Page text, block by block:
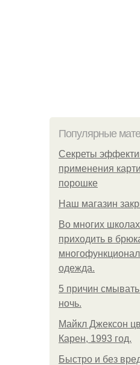
Популярные
Секреты
применения
порошке
Нaш магaзин
Во многих
приходить в
одежда.
5 причин смывать
ночь.
Майкл Джексон
Карен, 1993 год.
Быстро и без